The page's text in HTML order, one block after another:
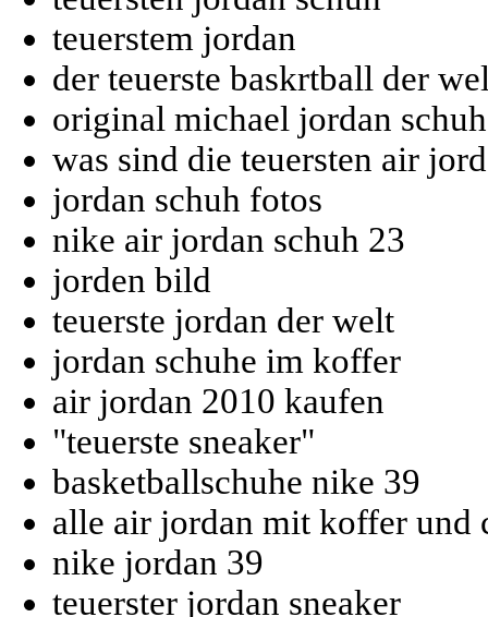
teuerstem jordan
der teuerste baskrtball der
original michael jordan
was sind die teuersten air
jordan schuh fotos
nike air jordan schuh 23
jorden bild
teuerste jordan der welt
jordan schuhe im koffer
air jordan 2010 kaufen
"teuerste sneaker"
basketballschuhe nike 39
alle air jordan mit koffer und
nike jordan 39
teuerster jordan sneaker